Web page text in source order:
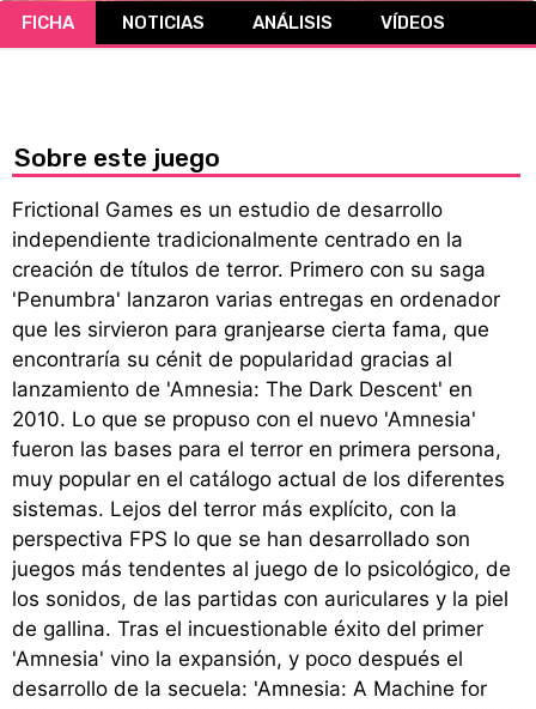
CÓMICS
FICHA NOTICIAS ANÁLISIS VÍDEOS
Sobre este juego
Frictional Games es un estudio de desarrollo
independiente tradicionalmente centrado en la
creación de títulos de terror. Primero con su saga
'Penumbra' lanzaron varias entregas en ordenador
que les sirvieron para granjearse cierta fama, que
encontraría su cénit de popularidad gracias al
lanzamiento de 'Amnesia: The Dark Descent' en
2010. Lo que se propuso con el nuevo 'Amnesia'
fueron las bases para el terror en primera persona,
muy popular en el catálogo actual de los diferentes
sistemas. Lejos del terror más explícito, con la
perspectiva FPS lo que se han desarrollado son
juegos más tendentes al juego de lo psicológico, de
los sonidos, de las partidas con auriculares y la piel
de gallina. Tras el incuestionable éxito del primer
'Amnesia' vino la expansión, y poco después el
desarrollo de la secuela: 'Amnesia: A Machine for